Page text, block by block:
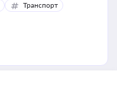
Транспорт